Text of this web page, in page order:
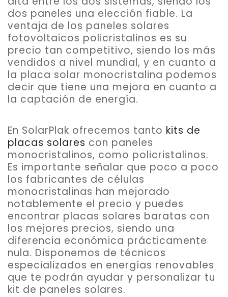
dos paneles una elección fiable. La
ventaja de los paneles solares
fotovoltaicos policristalinos es su
precio tan competitivo, siendo los más
vendidos a nivel mundial, y en cuanto a
la placa solar monocristalina podemos
decir que tiene una mejora en cuanto a
la captación de energía.
En SolarPlak ofrecemos tanto kits de
placas solares con paneles
monocristalinos, como policristalinos.
Es importante señalar que poco a poco
los fabricantes de células
monocristalinas han mejorado
notablemente el precio y puedes
encontrar placas solares baratas con
los mejores precios, siendo una
diferencia económica prácticamente
nula. Disponemos de técnicos
especializados en energías renovables
que te podrán ayudar y personalizar tu
kit de paneles solares.